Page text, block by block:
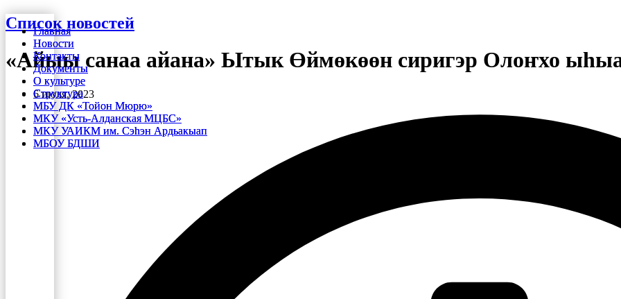
Перейти
к
содержимому
Главная
Новости
Контакты
Документы
О культуре
Структура
МБУ ДК «Тойон Мюрю»
МКУ «Усть-Алданская МЦБС»
МКУ УАИКМ им. Сэһэн Ардьакыап
МБОУ БДШИ
Главная
Новости
Контакты
Документы
О культуре
Структура
МБУ ДК «Тойон Мюрю»
МКУ «Усть-Алданская МЦБС»
МКУ УАИКМ им. Сэһэн Ардьакыап
МБОУ БДШИ
Список новостей
«Айыы санаа айана» Ытык Өймөкөөн сиригэр Олоҥхо
6 июля, 2023